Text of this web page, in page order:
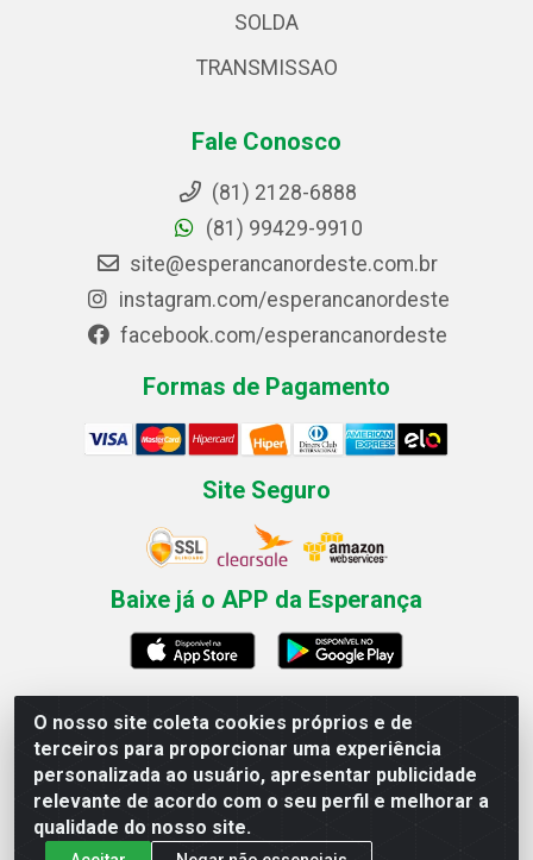
O nosso site coleta cookies próprios e de
terceiros para proporcionar uma experiência
personalizada ao usuário, apresentar publicidade
relevante de acordo com o seu perfil e melhorar a
qualidade do nosso site.
SOLDA
TRANSMISSAO
Fale Conosco
(81) 2128-6888
(81) 99429-9910
site@esperancanordeste.com.br
instagram.com/esperancanordeste
facebook.com/esperancanordeste
Formas de Pagamento
Site Seguro
Baixe já o APP da Esperança
Esperança Nordeste - Rua Professor Caldas Filho, 291 -
Estância - Recife / PE CEP: 50771-335 - CNPJ
03.666.136/0001-23